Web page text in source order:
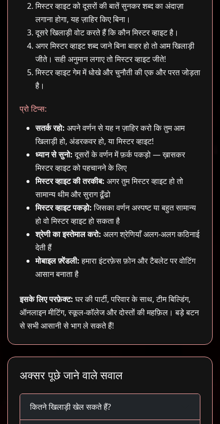
मिस्टर व्हाइट को दूसरों की बातें सुनकर शब्द का अंदाज़ा
लगाना होगा, यह ज़ाहिर किए बिना।
दूसरे खिलाड़ी वोट करते हैं कि कौन मिस्टर व्हाइट है।
अगर मिस्टर व्हाइट शब्द जाने बिना बाहर हो तो आम खिलाड़ी
जीते। सही अनुमान लगाए तो मिस्टर व्हाइट जीते!
मिस्टर व्हाइट गेम में धोखे और चुनौती की एक और परत जोड़ता
है।
प्रो टिप्स:
सतर्क रहो: अपने वर्णन से यह न ज़ाहिर करो कि तुम आम
खिलाड़ी हो, अंडरकवर हो, या मिस्टर व्हाइट!
ध्यान से सुनो:दूसरों के वर्णन में फ़र्क पकड़ो — ख़ासकर
मिस्टर व्हाइट को पहचानने के लिए
मिस्टर व्हाइट की तरकीब: अगर तुम मिस्टर व्हाइट हो तो
सामान्य थीम और सुराग ढूँढो
मिस्टर व्हाइट पकड़ो:जिसका वर्णन अस्पष्ट या बहुत सामान्य
हो वो मिस्टर व्हाइट हो सकता है
श्रेणी का इस्तेमाल करो: अलग श्रेणियाँ अलग-अलग कठिनाई
देती हैं
मोबाइल फ़्रेंडली:हमारा इंटरफ़ेस फ़ोन और टैबलेट पर वोटिंग
आसान बनाता है
इसके लिए परफ़ेक्ट:घर की पार्टी, परिवार के साथ, टीम बिल्डिंग,
ऑनलाइन मीटिंग, स्कूल-कॉलेज और दोस्तों की महफ़िल। बड़े बटन
से सभी आसानी से भाग ले सकते हैं!
अक्सर पूछे जाने वाले सवाल
कितने खिलाड़ी खेल सकते हैं?